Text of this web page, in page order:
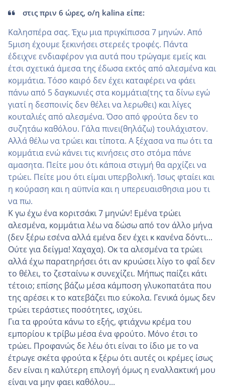
στις πριν 6 ώρες, ο/η kalina είπε:
Καλησπέρα σας. Έχω μια πριγκίπισσα 7 μηνών. Από
5μιση έχουμε ξεκινήσει στερεές τροφές. Πάντα
έδειχνε ενδιαφέρον για αυτά που τρώγαμε εμείς και
έτσι σχετικά άμεσα της έδωσα εκτός από αλεσμένα και
κομμάτια. Τόσο καιρό δεν έχει καταφέρει να φάει
πάνω από 5 δαγκωνιές στα κομμάτια(της τα δίνω εγώ
γιατί η δεσποινίς δεν θέλει να λερωθει) και λίγες
κουταλιές από αλεσμένα. Όσο από φρούτα δεν το
συζητάω καθόλου. Γάλα πινει(θηλάζω) τουλάχιστον.
Αλλά θέλω να τρώει και τίποτα. Α ξέχασα να πω ότι τα
κομμάτια ενώ κάνει τις κινήσεις στο στόμα πάνε
αμασητα. Πείτε μου ότι κάποια στιγμή θα αρχίζει να
τρώει. Πείτε μου ότι είμαι υπερβολική. Ίσως φταίει και
η κούραση και η αϋπνία και η υπερευαισθησια μου τι
να πω.
Κ γω έχω ένα κοριτσάκι 7 μηνών! Εμένα τρώει
αλεσμένα, κομμάτια λέω να δώσω από τον άλλο μήνα
(δεν ξέρω εσένα αλλά εμένα δεν έχει κ κανένα δόντι...
Ούτε για δείγμα! Χαχαχα). Οκ τα αλεσμένα τα τρώει
αλλά έχω παρατηρήσει ότι αν κρυώσει λίγο το φαΐ δεν
το θέλει, το ζεσταίνω κ συνεχίζει. Μήπως παίζει κάτι
τέτοιο; επίσης βάζω μέσα κάμποση γλυκοπατάτα που
της αρέσει κ το κατεβάζει πιο εύκολα. Γενικά όμως δεν
τρώει τεράστιες ποσότητες, ισχύει.
Για τα φρούτα κάνω το εξής, φτιάχνω κρέμα του
εμπορίου κ τρίβω μέσα ένα φρούτο. Μόνο έτσι το
τρώει. Προφανώς δε λέω ότι είναι το ίδιο με το να
έτρωγε σκέτα φρούτα κ ξέρω ότι αυτές οι κρέμες ίσως
δεν είναι η καλύτερη επιλογή όμως η εναλλακτική μου
είναι να μην φαει καθόλου...